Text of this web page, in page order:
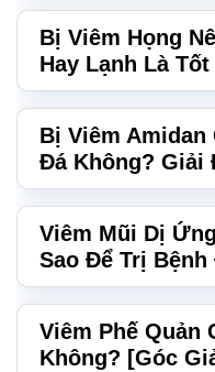
Bị Viêm Họng
Hay Lạnh Là Tốt
Bị Viêm
Đá Không? Giải
Viêm Mũi Dị
Sao Để Trị Bệnh
Viêm Phế Quản
Không? [Góc